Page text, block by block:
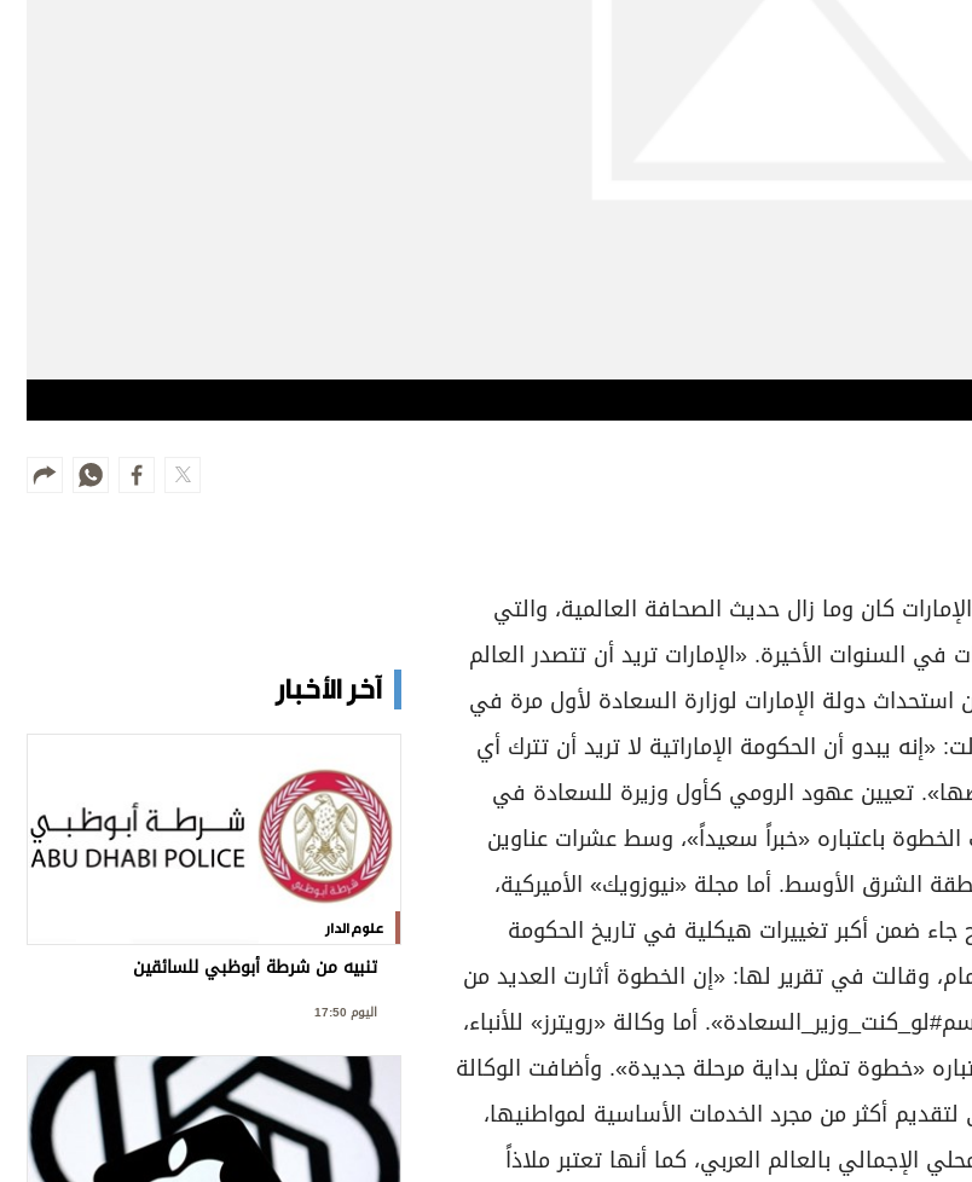
كان وما زال حديث الصحافة العالمية، والتي
السنوات الأخيرة. «الإمارات تريد أن تتصدر العالم
دولة الإمارات لوزارة السعادة لأول مرة في
يبدو أن الحكومة الإماراتية لا تريد أن تترك أي
تعيين عهود الرومي كأول وزيرة للسعادة في
باعتباره «خبراً سعيداً»، وسط عشرات عناوين
الشرق الأوسط. أما مجلة «نيوزويك» الأميركية،
جاء ضمن أكبر تغييرات هيكلية في تاريخ الحكومة
وقالت في تقرير لها: «إن الخطوة أثارت العديد من
أما وكالة «رويترز» للأنباء،
«خطوة تمثل بداية مرحلة جديدة». وأضافت الوكالة
أكثر من مجرد الخدمات الأساسية لمواطنيها،
الإجمالي بالعالم العربي، كما أنها تعتبر ملاذاً
آخر الأخبار
علوم الدار
تنبيه من شرطة أبوظبي للسائقين
اليوم 17:50